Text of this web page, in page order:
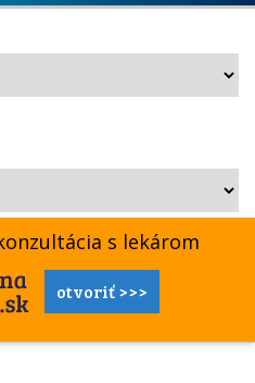
s lekárom
otvoriť >>>